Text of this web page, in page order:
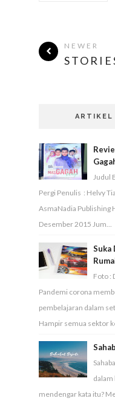
NEWER
ARTIKEL
Judul
Pergi Penulis : Helvy
AsmaNadia Publishing
Desember 2015 Jum...
Suka
Foto :
Pandemi corona
pembelajaran dalam
Hampir semua sektor
dalam
mendengar kata itu?